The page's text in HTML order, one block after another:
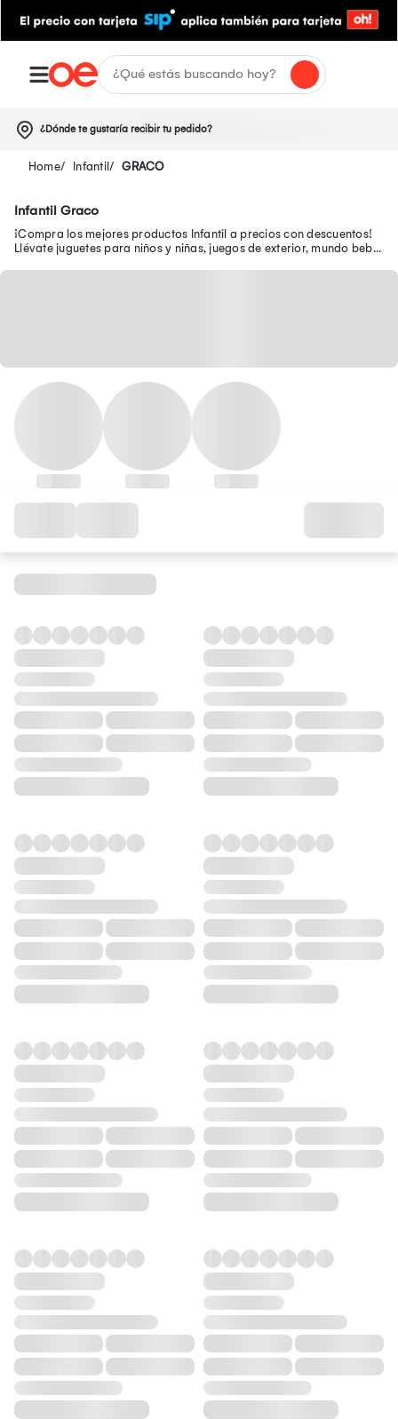
¿Dónde te gustaría recibir tu pedido?
Infantil GRACO
Infantil Graco
¡Compra los mejores productos Infantil a precios con descuentos!
Llévate juguetes para niños y niñas, juegos de exterior, mundo bebé,